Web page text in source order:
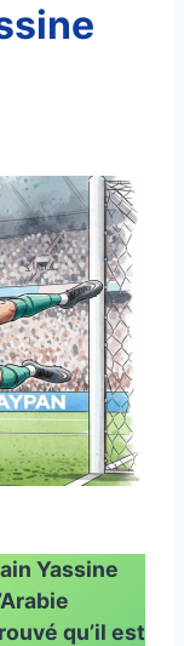
Yassine
qu’il est